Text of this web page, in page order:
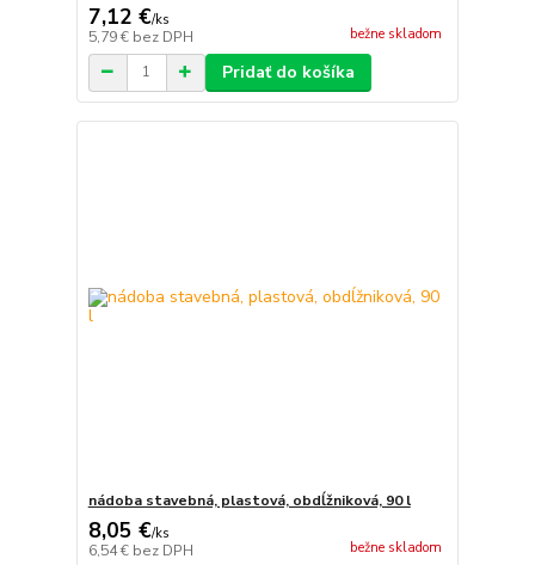
7,12 €/ks
5,79 € bez DPH bežne skladom
Pridať do košíka
nádoba stavebná, plastová, obdĺžniková, 90 l
8,05 €/ks
6,54 € bez DPH bežne skladom